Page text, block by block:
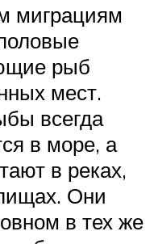
миграциям
рыб
мест.
всегда
в море, а
в реках,
Они
в тех же